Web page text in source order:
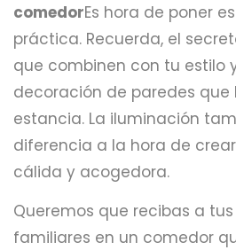
comedorEs hora de poner
práctica. Recuerda, el
que combinen con tu estilo
decoración de paredes que
estancia. La iluminación
diferencia a la hora de
cálida y acogedora.
Queremos que recibas a
familiares en un comedor